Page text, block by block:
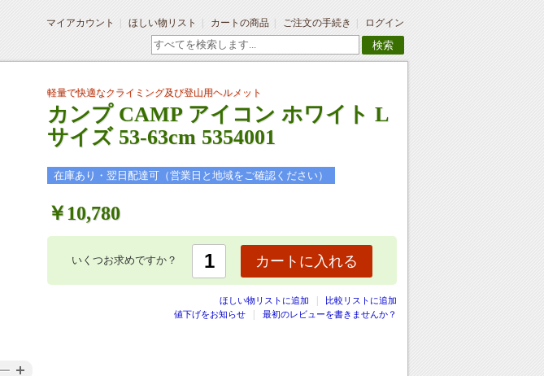
マイアカウント ほしい物リスト カートの商品 ご注文の手続き ログイン
検索
軽量で快適なクライミング及び登山用ヘルメット
カンプ CAMP アイコン ホワイト L
サイズ 53-63cm 5354001
在庫あり・翌日配達可（営業日と地域をご確認ください）
￥10,780
いくつお求めですか？ カートに入れる
ほしい物リストに追加
比較リストに追加
最初のレビューを書きませんか？
値下げをお知らせ